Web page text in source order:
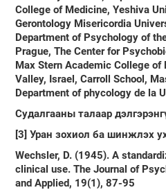
College of Medicine, Yeshiva
Gerontology Misericordia
Department of Psychology of
Prague, The Center for
Max Stern Academic College of
Valley, Israel, Carroll School,
Department of phycology de la
Судалгааны талаар
[3]Уран зохиол ба шинжлэх
Wechsler, D. (1945). A
clinical use. The Journal of
and Applied, 19(1), 87-95